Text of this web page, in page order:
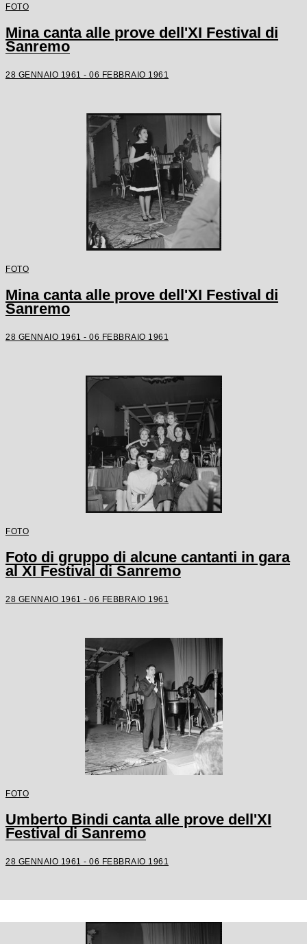
FOTO
Mina canta alle prove dell'XI Festival di
Sanremo
28 GENNAIO 1961 - 06 FEBBRAIO 1961
FOTO
Mina canta alle prove dell'XI Festival di
Sanremo
28 GENNAIO 1961 - 06 FEBBRAIO 1961
FOTO
Foto di gruppo di alcune cantanti in gara
al XI Festival di Sanremo
28 GENNAIO 1961 - 06 FEBBRAIO 1961
FOTO
Umberto Bindi canta alle prove dell'XI
Festival di Sanremo
28 GENNAIO 1961 - 06 FEBBRAIO 1961